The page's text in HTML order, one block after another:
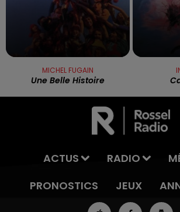
MICHEL FUGAIN
Une Belle Histoire
ACTUS RADIO
PRONOSTICS
JEUX